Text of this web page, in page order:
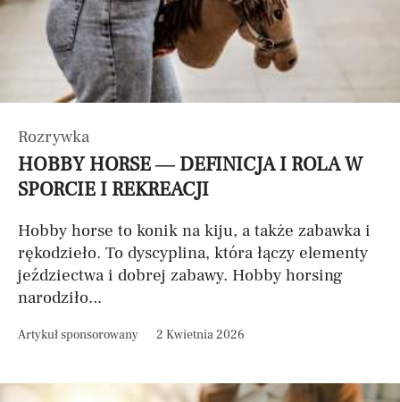
Rozrywka
HOBBY HORSE — DEFINICJA I ROLA W
SPORCIE I REKREACJI
Hobby horse to konik na kiju, a także zabawka i
rękodzieło. To dyscyplina, która łączy elementy
jeździectwa i dobrej zabawy. Hobby horsing
narodziło...
Artykuł sponsorowany 2 Kwietnia 2026